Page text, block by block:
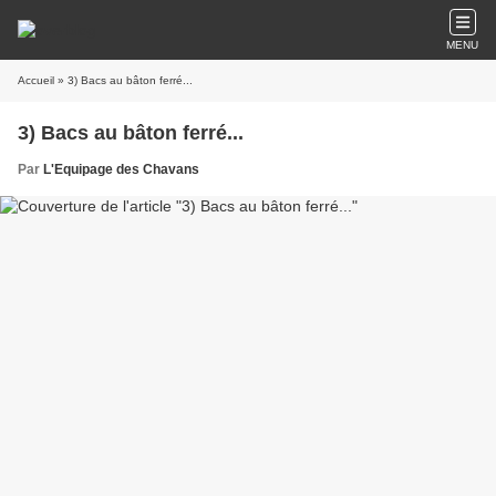
MENU
Accueil » 3) Bacs au bâton ferré...
3) Bacs au bâton ferré...
Par L'Equipage des Chavans